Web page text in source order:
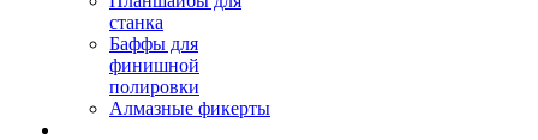
станка
Баффы для
финишной
полировки
Алмазные фикерты